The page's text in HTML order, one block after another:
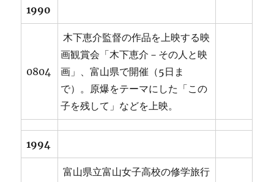
1990
0804
木下恵介監督の作品を上映する映
画観賞会「木下恵介－その人と映
画」、富山県で開催（5日ま
で）。原爆をテーマにした「この
子を残して」などを上映。
1994
富山県立富山女子高校の修学旅行